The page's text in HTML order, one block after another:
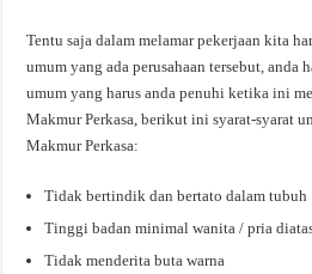
Tentu saja dalam melamar pekerjaan kita
umum yang ada perusahaan tersebut, anda
umum yang harus anda penuhi ketika ini
Makmur Perkasa, berikut ini syarat-syarat
Makmur Perkasa:
Tidak bertindik dan bertato dalam tubuh
Tinggi badan minimal wanita / pria
Tidak menderita buta warna